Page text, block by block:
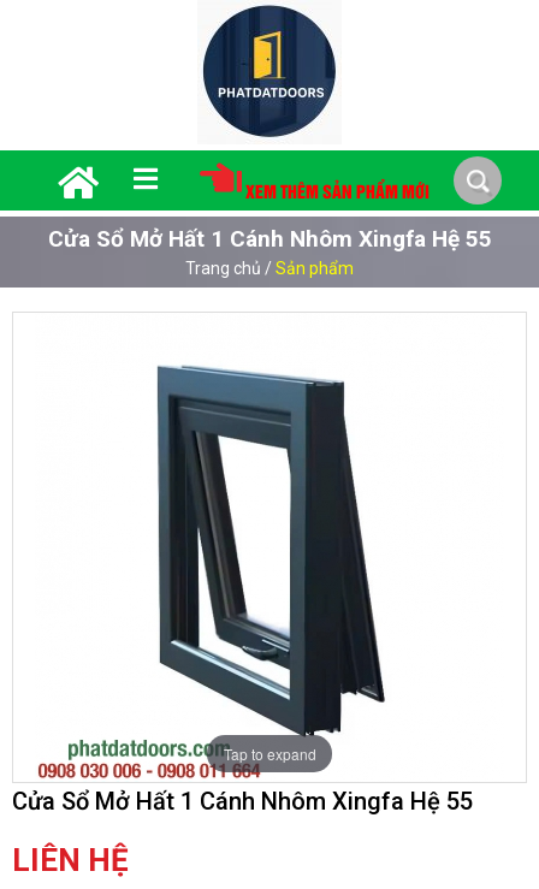
XEM THÊM SẢN PHẨM MỚI
Cửa Sổ Mở Hất 1 Cánh Nhôm Xingfa Hệ 55
Trang chủ / Sản phẩm
Tap to expand
Cửa Sổ Mở Hất 1 Cánh Nhôm Xingfa Hệ 55
LIÊN HỆ